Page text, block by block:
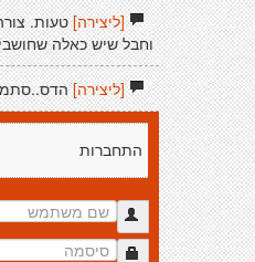
[ליצירה]טעות.
וחבל שיש כאלה
[ליצירה]
התחברות